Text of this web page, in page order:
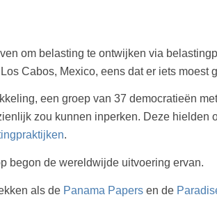
om belasting te ontwijken via
Cabos, Mexico, eens dat er iets moest
een groep van 37 democratieën
zou kunnen inperken. Deze hielden
.
begon de wereldwijde uitvoering ervan.
als de Panama Papers en de